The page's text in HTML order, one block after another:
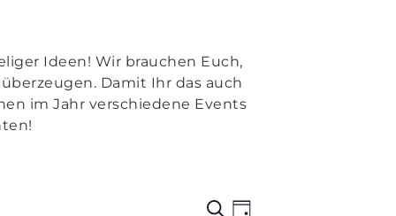
Ideen! Wir brauchen Euch,
Damit Ihr das auch
im Jahr verschiedene Events